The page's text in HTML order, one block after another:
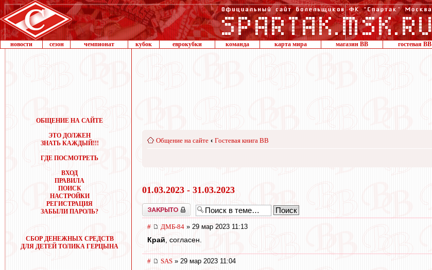
новости сезон чемпионат кубок еврокубки команда карта мира магазин ВВ гостевая ВВ
ОБЩЕНИЕ НА САЙТЕ
ЭТО ДОЛЖЕН
ЗНАТЬ КАЖДЫЙ!!!
ГДЕ ПОСМОТРЕТЬ
ВХОД
ПРАВИЛА
ПОИСК
НАСТРОЙКИ
РЕГИСТРАЦИЯ
ЗАБЫЛИ ПАРОЛЬ?
СБОР ДЕНЕЖНЫХ СРЕДСТВ
ДЛЯ ДЕТЕЙ ТОЛИКА ГЕРЦЫНА
Общение на сайте ‹ Гостевая книга ВВ
01.03.2023 - 31.03.2023
Закрыто
# ДМБ-84 » 29 мар 2023 11:13
Край, согласен.
# SAS » 29 мар 2023 11:04